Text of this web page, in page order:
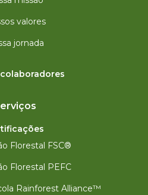
valores
jornada
Florestal FSC®
Florestal PEFC
Rainforest Alliance™